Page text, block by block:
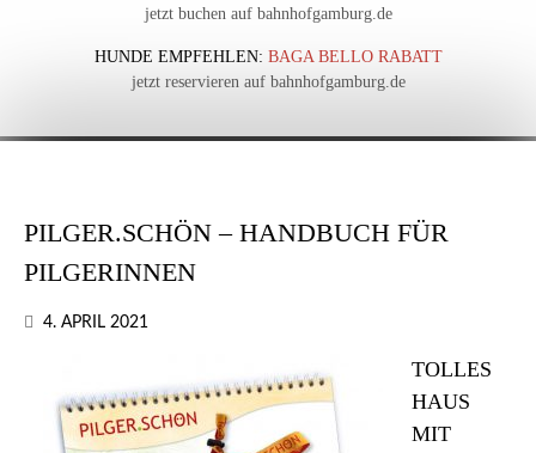
jetzt buchen auf bahnhofgamburg.de
HUNDE EMPFEHLEN: BAGA BELLO RABATT
jetzt reservieren auf bahnhofgamburg.de
PILGER.SCHÖN – HANDBUCH FÜR
PILGERINNEN
4. APRIL 2021
TOLLES
HAUS
MIT